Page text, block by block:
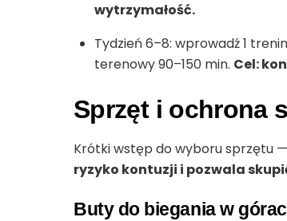
wytrzymałość.
Tydzień 6–8: wprowadź 1
terenowy 90–150 min. Cel:
Sprzęt i ochrona
Krótki wstęp do wyboru sprzętu
ryzyko kontuzji i pozwala
Buty do biegania w